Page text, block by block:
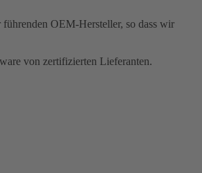
OEM-Hersteller, so dass wir
von zertifizierten Lieferanten.